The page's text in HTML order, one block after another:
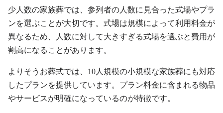
少人数の家族葬では、参列者の人数に見合った式場やプラ
ンを選ぶことが大切です。式場は規模によって利用料金が
異なるため、人数に対して大きすぎる式場を選ぶと費用が
割高になることがあります。
よりそうお葬式では、10人規模の小規模な家族葬にも対応
したプランを提供しています。プラン料金に含まれる物品
やサービスが明確になっているのが特徴です。